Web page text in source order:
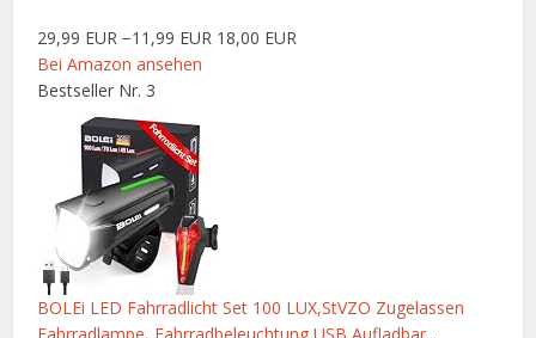
29,99 EUR −11,99 EUR 18,00 EUR
Bei Amazon ansehen
Bestseller Nr. 3
BOLEi LED Fahrradlicht Set 100 LUX,StVZO Zugelassen